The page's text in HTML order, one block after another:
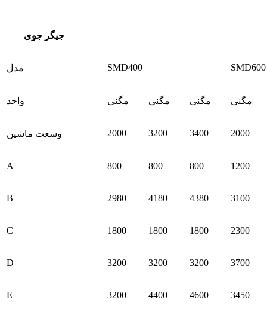
جیگر جوی
مدل SMD400 SMD600
واحد مگنی مگنی مگنی مگنی
وسعت ماشین 2000 3200 3400 2000
A 800 800 800 1200
B 2980 4180 4380 3100
C 1800 1800 1800 2300
D 3200 3200 3200 3700
E 3200 4400 4600 3450